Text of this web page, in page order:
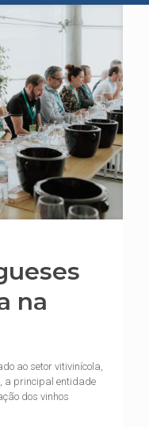
na
ao setor vitivinícola,
a principal entidade
dos vinhos